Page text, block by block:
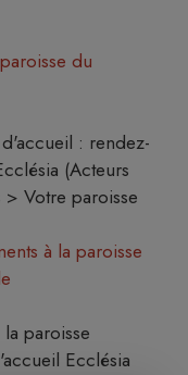
du
: rendez-
(Acteurs
Votre paroisse
à la paroisse
paroisse
Ecclésia